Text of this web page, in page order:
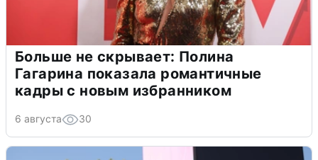
Больше не скрывает: Полина
Гагарина показала романтичные
кадры с новым избранником
6 августа 30